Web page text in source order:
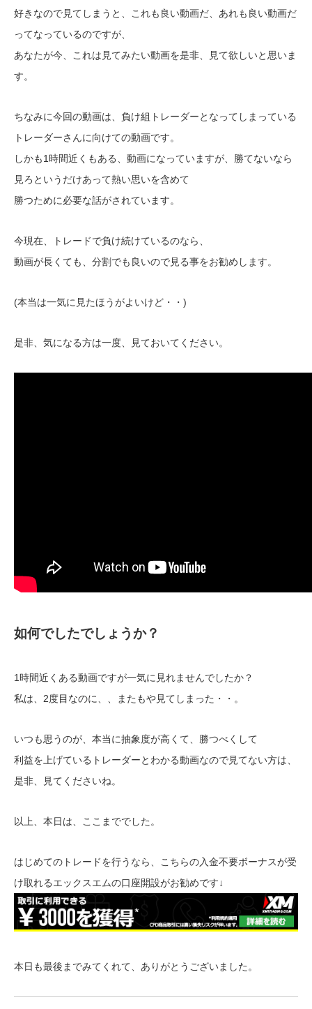
好きなので見てしまうと、これも良い動画だ、あれも良い動画だ
ってなっているのですが、
あなたが今、これは見てみたい動画を是非、見て欲しいと思いま
す。
ちなみに今回の動画は、負け組トレーダーとなってしまっている
トレーダーさんに向けての動画です。
しかも1時間近くもある、動画になっていますが、勝てないなら
見ろというだけあって熱い思いを含めて
勝つために必要な話がされています。
今現在、トレードで負け続けているのなら、
動画が長くても、分割でも良いので見る事をお勧めします。
(本当は一気に見たほうがよいけど・・)
是非、気になる方は一度、見ておいてください。
如何でしたでしょうか？
1時間近くある動画ですが一気に見れませんでしたか？
私は、2度目なのに、、またもや見てしまった・・。
いつも思うのが、本当に抽象度が高くて、勝つべくして
利益を上げているトレーダーとわかる動画なので見てない方は、
是非、見てくださいね。
以上、本日は、ここまででした。
はじめてのトレードを行うなら、こちらの入金不要ボーナスが受
け取れるエックスエムの口座開設がお勧めです↓
本日も最後までみてくれて、ありがとうございました。